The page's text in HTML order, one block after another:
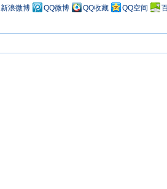
新浪微博 QQ微博 QQ收藏 QQ空间